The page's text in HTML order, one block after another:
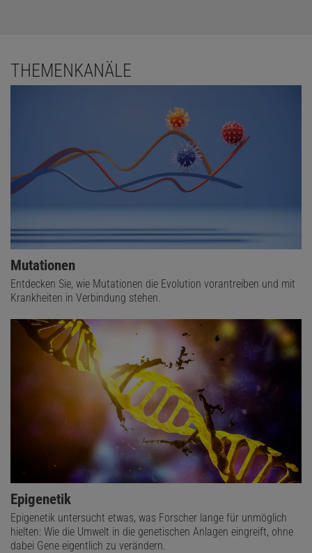
THEMENKANÄLE
Mutationen
Entdecken Sie, wie Mutationen die Evolution vorantreiben und mit
Krankheiten in Verbindung stehen.
Epigenetik
Epigenetik untersucht etwas, was Forscher lange für unmöglich
hielten: Wie die Umwelt in die genetischen Anlagen eingreift, ohne
dabei Gene eigentlich zu verändern.